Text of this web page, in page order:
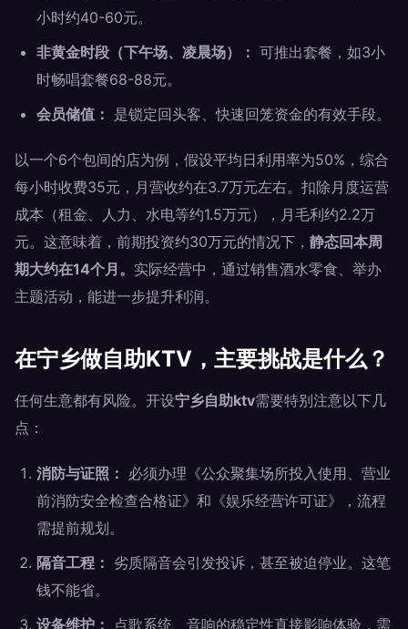
小时约40-60元。
非黄金时段（下午场、凌晨场）： 可推出套餐，如3小
时畅唱套餐68-88元。
会员储值： 是锁定回头客、快速回笼资金的有效手段。
以一个6个包间的店为例，假设平均日利用率为50%，综合
每小时收费35元，月营收约在3.7万元左右。扣除月度运营
成本（租金、人力、水电等约1.5万元），月毛利约2.2万
元。这意味着，前期投资约30万元的情况下， 静态回本周
期大约在14个月。 实际经营中，通过销售酒水零食、举办
主题活动，能进一步提升利润。
在宁乡做自助KTV，主要挑战是什么？
任何生意都有风险。开设宁乡自助ktv需要特别注意以下几
点：
消防与证照： 必须办理《公众聚集场所投入使用、营业
前消防安全检查合格证》和《娱乐经营许可证》，流程
需提前规划。
隔音工程： 劣质隔音会引发投诉，甚至被迫停业。这笔
钱不能省。
设备维护：
点歌系统、音响的稳定性直接影响体验，需